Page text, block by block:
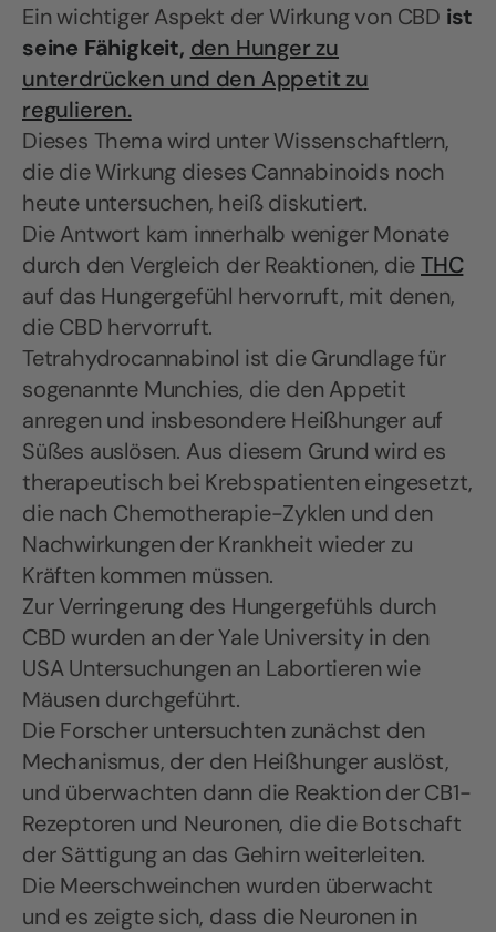
Ein wichtiger Aspekt der Wirkung von CBD ist
seine Fähigkeit, den Hunger zu
unterdrücken und den Appetit zu
regulieren.
Dieses Thema wird unter Wissenschaftlern,
die die Wirkung dieses Cannabinoids noch
heute untersuchen, heiß diskutiert.
Die Antwort kam innerhalb weniger Monate
durch den Vergleich der Reaktionen, dieTHC
auf das Hungergefühl hervorruft, mit denen,
die CBD hervorruft.
Tetrahydrocannabinol ist die Grundlage für
sogenannte Munchies, die den Appetit
anregen und insbesondere Heißhunger auf
Süßes auslösen. Aus diesem Grund wird es
therapeutisch bei Krebspatienten eingesetzt,
die nach Chemotherapie-Zyklen und den
Nachwirkungen der Krankheit wieder zu
Kräften kommen müssen.
Zur Verringerung des Hungergefühls durch
CBD wurden an der Yale University in den
USA Untersuchungen an Labortieren wie
Mäusen durchgeführt.
Die Forscher untersuchten zunächst den
Mechanismus, der den Heißhunger auslöst,
und überwachten dann die Reaktion der CB1-
Rezeptoren und Neuronen, die die Botschaft
der Sättigung an das Gehirn weiterleiten.
Die Meerschweinchen wurden überwacht
und es zeigte sich, dass die Neuronen in